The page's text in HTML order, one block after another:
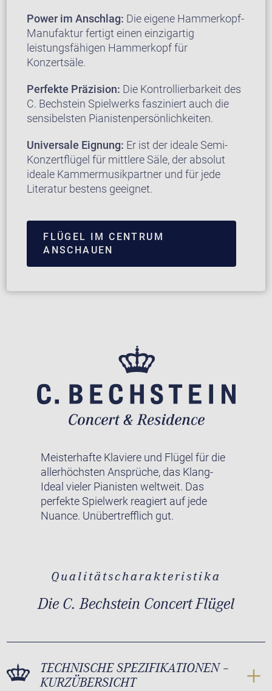
Power im Anschlag: Die eigene Hammerkopf-
Manufaktur fertigt einen einzigartig
leistungsfähigen Hammerkopf für
Konzertsäle.
Perfekte Präzision: Die Kontrollierbarkeit des
C. Bechstein Spielwerks fasziniert auch die
sensibelsten Pianistenpersönlichkeiten.
Universale Eignung: Er ist der ideale Semi-
Konzertflügel für mittlere Säle, der absolut
ideale Kammermusikpartner und für jede
Literatur bestens geeignet.
FLÜGEL IM CENTRUM
ANSCHAUEN
Meisterhafte Klaviere und Flügel für die
allerhöchsten Ansprüche, das Klang-
Ideal vieler Pianisten weltweit. Das
perfekte Spielwerk reagiert auf jede
Nuance. Unübertrefflich gut.
Qualitätscharakteristika
Die C. Bechstein Concert Flügel
TECHNISCHE SPEZIFIKATIONEN –
KURZÜBERSICHT